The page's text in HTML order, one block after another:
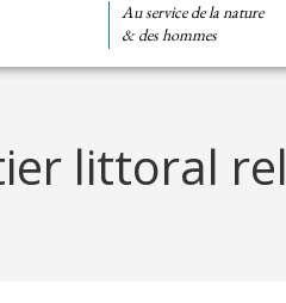
Au service de la nature
& des hommes
littoral